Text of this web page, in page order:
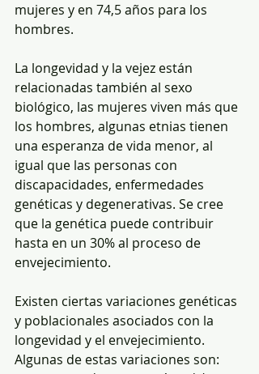
mujeres y en 74,5 años para los
hombres.
La longevidad y la vejez están
relacionadas también al sexo
biológico, las mujeres viven más que
los hombres, algunas etnias tienen
una esperanza de vida menor, al
igual que las personas con
discapacidades, enfermedades
genéticas y degenerativas. Se cree
que la genética puede contribuir
hasta en un 30% al proceso de
envejecimiento.
Existen ciertas variaciones genéticas
y poblacionales asociados con la
longevidad y el envejecimiento.
Algunas de estas variaciones son: